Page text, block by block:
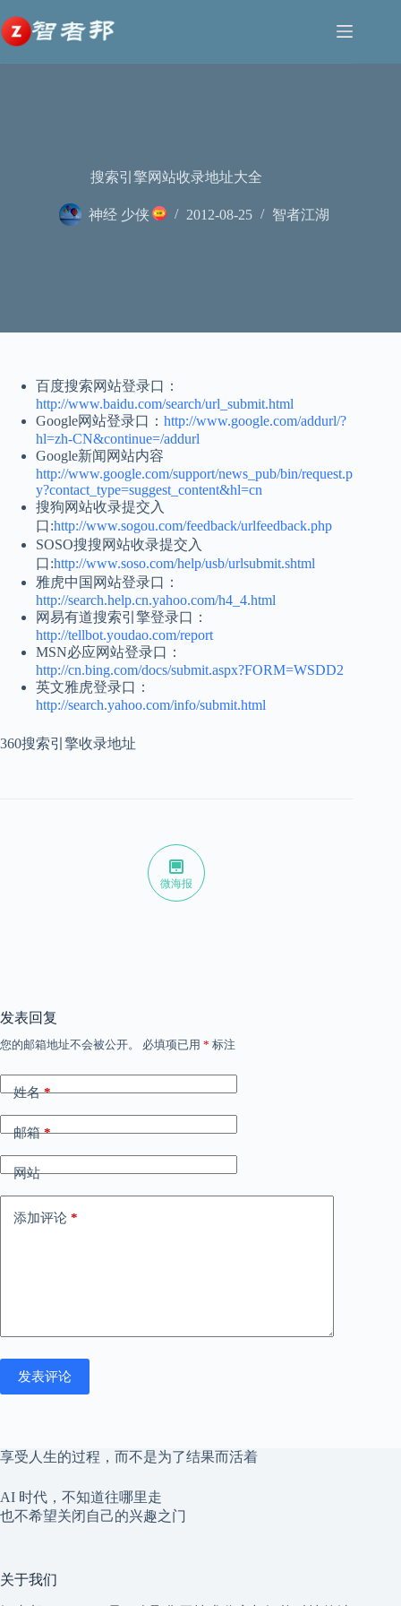
至
内
容
搜索引擎网站收录地址大全
神经 少侠 2012-08-25 智者江湖
百度搜索网站登录口：
http://www.baidu.com/search/url_submit.html
Google网站登录口： http://www.google.com/addurl/?
hl=zh-CN&continue=/addurl
Google新闻网站内容
http://www.google.com/support/news_pub/bin/request.p
y?contact_type=suggest_content&hl=cn
搜狗网站收录提交入
口:http://www.sogou.com/feedback/urlfeedback.php
SOSO搜搜网站收录提交入
口:http://www.soso.com/help/usb/urlsubmit.shtml
雅虎中国网站登录口：
http://search.help.cn.yahoo.com/h4_4.html
网易有道搜索引擎登录口：
http://tellbot.youdao.com/report
MSN必应网站登录口：
http://cn.bing.com/docs/submit.aspx?FORM=WSDD2
英文雅虎登录口：
http://search.yahoo.com/info/submit.html
360搜索引擎收录地址
微海报
发表回复
您的邮箱地址不会被公开。 必填项已用 * 标注
姓名*
邮箱*
网站
添加评论 *
发表评论
享受人生的过程，而不是为了结果而活着
AI 时代，不知道往哪里走
也不希望关闭自己的兴趣之门
关于我们